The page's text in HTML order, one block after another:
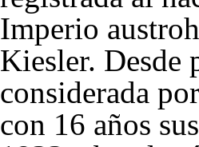
Imperio
Kiesler. Desde
considerada
con 16 años